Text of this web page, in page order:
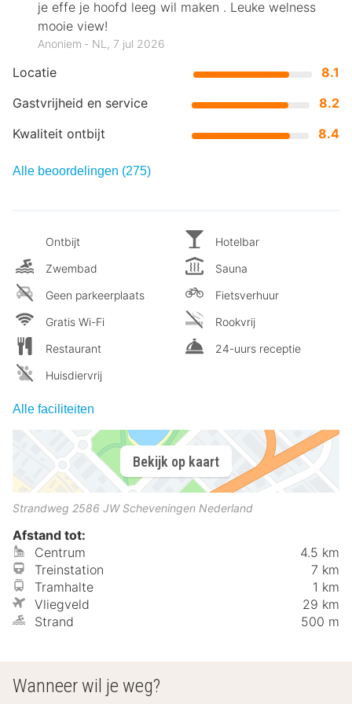
Locatie
8.1
Gastvrijheid en service
8.2
Kwaliteit ontbijt
8.4
je effe je hoofd leeg wil maken . Leuke welness
mooie view!
Anoniem ‐ NL, 7 jul 2026
Alle beoordelingen (275)
Ontbijt
Zwembad
Geen parkeerplaats
Gratis Wi-Fi
Restaurant
Huisdiervrij
Hotelbar
Sauna
Fietsverhuur
Rookvrij
24-uurs receptie
Alle faciliteiten
Bekijk op kaart
Strandweg 2586 JW Scheveningen Nederland
Afstand tot:
Centrum
4.5 km
Treinstation
7 km
Tramhalte
1 km
Vliegveld
29 km
Strand
500 m
Wanneer wil je weg?